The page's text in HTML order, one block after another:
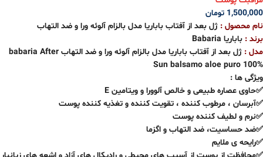
1,500,000 تومان
نام محصول : ژل بعد از آفتاب باباریا مدل بالزام آلوئه ورا و ضد التهاب
برند : باباریا Babaria
مدل :
ژل بعد از آفتاب باباریا مدل بالزام آلوئه ورا و ضد التهاب babaria After
Sun balsamo aloe puro 100%
ویژگی ها :
✅حاوی عصاره طبیعی و خالص آلوورا و ویتامین E
✅آبرسان ، مرطوب کننده ، تقویت کننده و تغذیه کننده پوست
✅نرم و لطیف کننده پوست
✅ضد حساسیت، ضد التهاب و اگزما
✅رایحه ی ملایم